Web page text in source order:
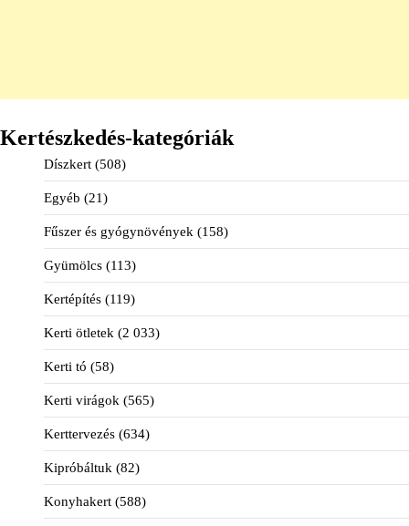
Kertészkedés-kategóriák
Díszkert (508)
Egyéb (21)
Fűszer és gyógynövények (158)
Gyümölcs (113)
Kertépítés (119)
Kerti ötletek (2 033)
Kerti tó (58)
Kerti virágok (565)
Kerttervezés (634)
Kipróbáltuk (82)
Konyhakert (588)